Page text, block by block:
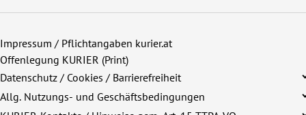
Impressum / Pflichtangaben kurier.at
Offenlegung KURIER (Print)
Datenschutz / Cookies / Barrierefreiheit
Allg. Nutzungs- und Geschäftsbedingungen